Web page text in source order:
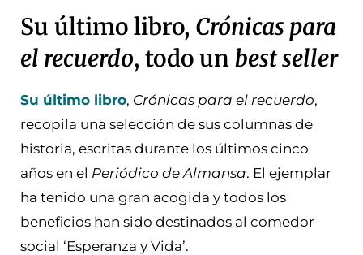
Su último libro, Crónicas para
el recuerdo, todo unbest seller
Su último libro, Crónicas para el recuerdo,
recopila una selección de sus columnas de
historia, escritas durante los últimos cinco
años en el Periódico de Almansa. El ejemplar
ha tenido una gran acogida y todos los
beneficios han sido destinados al comedor
social ‘Esperanza y Vida’.